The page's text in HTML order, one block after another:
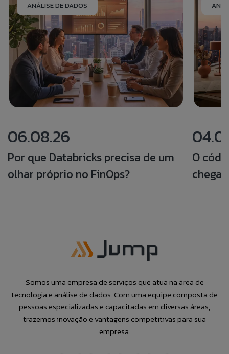
ANÁLISE DE DADOS
06.08.26
Por que Databricks precisa de um
olhar próprio no FinOps?
O
Somos uma empresa de serviços que atua na área de
tecnologia e análise de dados. Com uma equipe composta de
pessoas especializadas e capacitadas em diversas áreas,
trazemos inovação e vantagens competitivas para sua
empresa.